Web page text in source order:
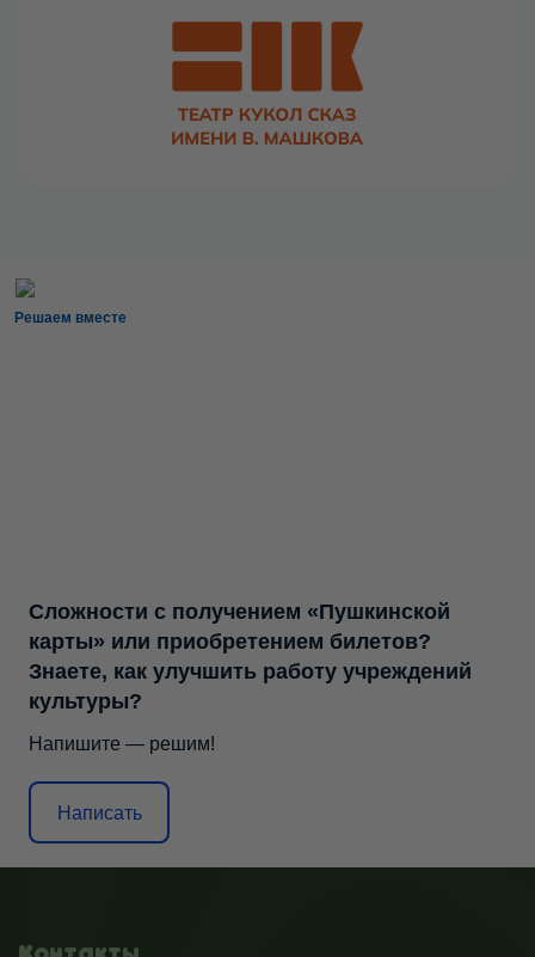
Решаем вместе
Сложности с получением «Пушкинской
карты» или приобретением билетов?
Знаете, как улучшить работу учреждений
культуры?
Напишите — решим!
Написать